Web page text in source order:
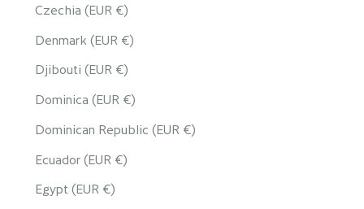
Czechia (EUR €)
Denmark (EUR €)
Djibouti (EUR €)
Dominica (EUR €)
Dominican Republic (EUR €)
Ecuador (EUR €)
Egypt (EUR €)